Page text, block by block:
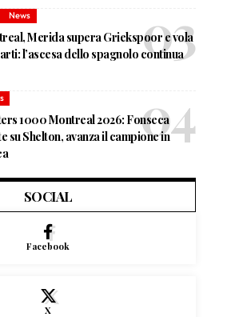
News
Merida supera Griekspoor e vola
l’ascesa dello spagnolo continua
1000 Montreal 2026: Fonseca
su Shelton, avanza il campione in
SOCIAL
Facebook
X